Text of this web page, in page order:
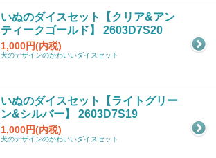
いぬのダイスセット【クリア&アン
ティークゴールド】 2603D7S20
1,000円(内税)
犬のデザインのかわいいダイスセット
いぬのダイスセット【ライトグリー
ン&シルバー】 2603D7S19
1,000円(内税)
犬のデザインのかわいいダイスセット